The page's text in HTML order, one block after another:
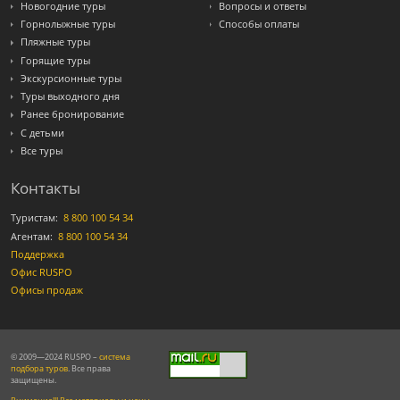
Новогодние туры
Горнолыжные туры
Пляжные туры
Горящие туры
Экскурсионные туры
Туры выходного дня
Ранее бронирование
С детьми
Все туры
Вопросы и ответы
Способы оплаты
Контакты
Туристам: 8 800 100 54 34
Агентам: 8 800 100 54 34
Поддержка
Офис RUSPO
Офисы продаж
© 2009—2024 RUSPO – система
подбора туров. Все права
защищены.